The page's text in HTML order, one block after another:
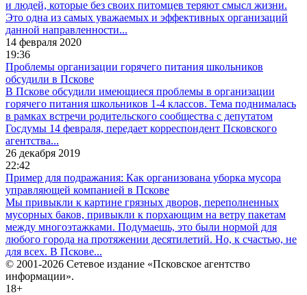
и людей, которые без своих питомцев теряют смысл жизни.
Это одна из самых уважаемых и эффективных организаций
данной направленности...
14 февраля 2020
19:36
Проблемы организации горячего питания школьников
обсудили в Пскове
В Пскове обсудили имеющиеся проблемы в организации
горячего питания школьников 1-4 классов. Тема поднималась
в рамках встречи родительского сообщества с депутатом
Госдумы 14 февраля, передает корреспондент Псковского
агентства...
26 декабря 2019
22:42
Пример для подражания: Как организована уборка мусора
управляющей компанией в Пскове
Мы привыкли к картине грязных дворов, переполненных
мусорных баков, привыкли к порхающим на ветру пакетам
между многоэтажками. Подумаешь, это были нормой для
любого города на протяжении десятилетий. Но, к счастью, не
для всех. В Пскове...
© 2001-2026 Сетевое издание «Псковское агентство
информации».
18+